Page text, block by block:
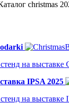
на выставке
IPSA 2025
на